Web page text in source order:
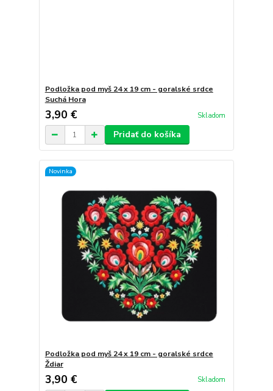
Podložka pod myš 24 x 19 cm - goralské srdce
Suchá Hora
3,90 € Skladom
Pridať do košíka
Novinka
Podložka pod myš 24 x 19 cm - goralské srdce
Ždiar
3,90 € Skladom